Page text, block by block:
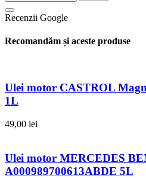
Recenzii Google
Recomandăm și aceste produse
Ulei motor CASTROL
1L
49,00 lei
Ulei motor MERCEDES
A000989700613ABDE 5L